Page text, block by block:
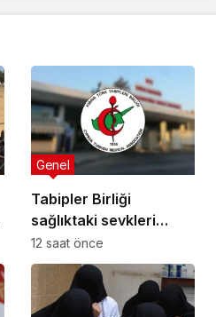
Tabipler Birliği
sağlıktaki sevkleri
eleştirdi: Harcamalar
kamuoyuyla
paylaşılmalı!
Genel
12 saat önce